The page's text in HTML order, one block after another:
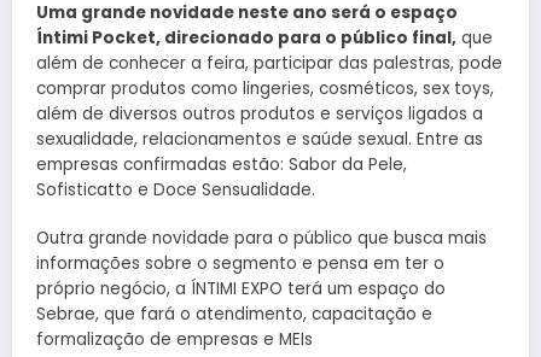
Uma grande novidade neste ano será o espaço
Íntimi Pocket, direcionado para o público final, que
além de conhecer a feira, participar das palestras, pode
comprar produtos como lingeries, cosméticos, sex toys,
além de diversos outros produtos e serviços ligados a
sexualidade, relacionamentos e saúde sexual. Entre as
empresas confirmadas estão: Sabor da Pele,
Sofisticatto e Doce Sensualidade.
Outra grande novidade para o público que busca mais
informações sobre o segmento e pensa em ter o
próprio negócio, a ÍNTIMI EXPO terá um espaço do
Sebrae, que fará o atendimento, capacitação e
formalização de empresas e MEIs